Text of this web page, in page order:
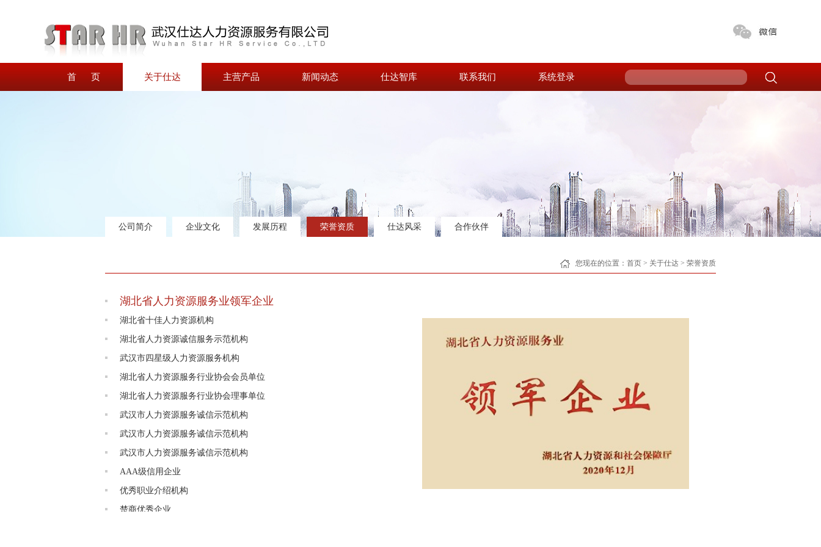
首 页 关于仕达 主营产品 新闻动态 仕达智库 联系我们 系统登录
公司简介 企业文化 发展历程 荣誉资质 仕达风采 合作伙伴
您现在的位置： 首页 > 关于仕达 > 荣誉资质
湖北省人力资源服务业领军企业
湖北省十佳人力资源机构
湖北省人力资源诚信服务示范机构
武汉市四星级人力资源服务机构
湖北省人力资源服务行业协会会员单位
湖北省人力资源服务行业协会理事单位
武汉市人力资源服务诚信示范机构
武汉市人力资源服务诚信示范机构
武汉市人力资源服务诚信示范机构
AAA级信用企业
优秀职业介绍机构
楚商优秀企业